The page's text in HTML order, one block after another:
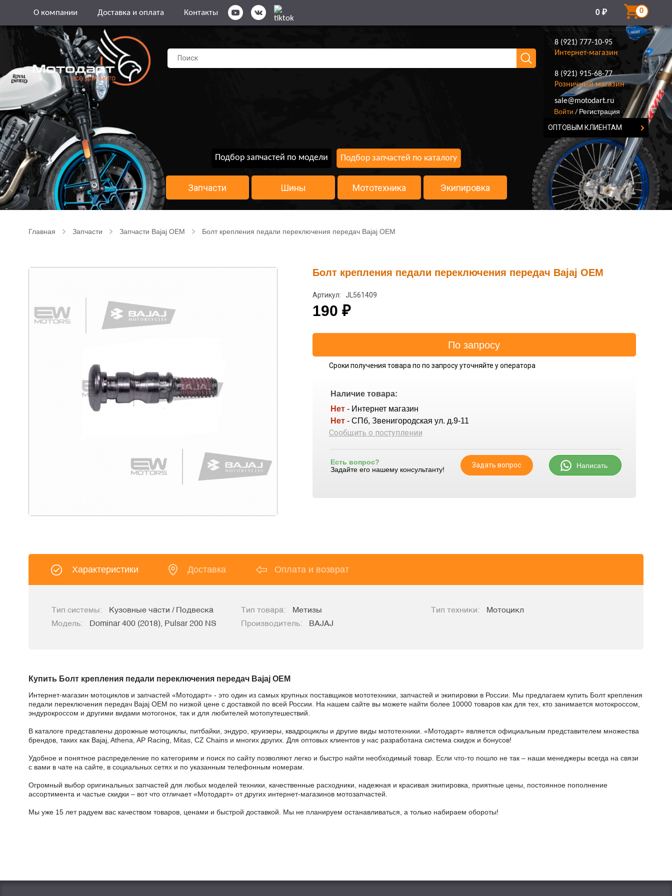
О компании Доставка и оплата Контакты 0 ₽ 0
8 (921) 777-10-95
Интернет-магазин
8 (921) 915-68-77
Розничный магазин
8 (921) 777-10-95
sale@motodart.ru
Войти / Регистрация
ОПТОВЫМ КЛИЕНТАМ
Подбор запчастей по модели Подбор запчастей по каталогу
Запчасти Шины Мототехника Экипировка
Главная Запчасти Запчасти Bajaj OEM Болт крепления педали переключения передач Bajaj OEM
Болт крепления педали переключения передач Bajaj OEM
Артикул: JL561409
190 ₽
Сроки получения товара по по запросу уточняйте у оператора
Наличие товара:
Нет - Интернет магазин
Нет - СПб, Звенигородская ул. д.9-11
Сообщить о поступлении
Есть вопрос?
Задайте его нашему консультанту!
Задать вопрос Написать
Характеристики Доставка Оплата и возврат
Тип системы: Кузовные части / Подвеска Тип товара: Метизы Тип техники:
Мотоцикл
Модель:
Dominar 400 (2018), Pulsar 200 NS Производитель: BAJAJ
Купить Болт крепления педали переключения передач Bajaj OEM
Интернет-магазин мотоциклов и запчастей «Мотодарт» - это один из самых крупных поставщиков мототехники, запчастей и экипировки в России. Мы предлагаем купить Болт крепления
педали переключения передач Bajaj OEM по низкой цене с доставкой по всей России. На нашем сайте вы можете найти более 10000 товаров как для тех, кто занимается мотокроссом,
эндурокроссом и другими видами мотогонок, так и для любителей мотопутешествий.
В каталоге представлены дорожные мотоциклы, питбайки, эндуро, круизеры, квадроциклы и другие виды мототехники. «Мотодарт» является официальным представителем множества
брендов, таких как Bajaj, Athena, AP Racing, Mitas, CZ Chains и многих других. Для оптовых клиентов у нас разработана система скидок и бонусов!
Удобное и понятное распределение по категориям и поиск по сайту позволяют легко и быстро найти необходимый товар. Если что-то пошло не так – наши менеджеры всегда на связи
с вами в чате на сайте, в социальных сетях и по указанным телефонным номерам.
Огромный выбор оригинальных запчастей для любых моделей техники, качественные расходники, надежная и красивая экипировка, приятные цены, постоянное пополнение
ассортимента и частые скидки – вот что отличает «Мотодарт» от других интернет-магазинов мотозапчастей.
Мы уже 15 лет радуем вас качеством товаров, ценами и быстрой доставкой. Мы не планируем останавливаться, а только набираем обороты!